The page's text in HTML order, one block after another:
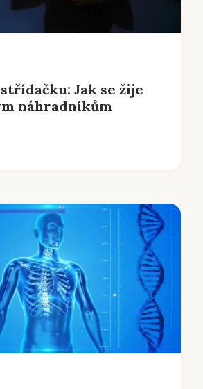
Jak se žije
náhradníkům